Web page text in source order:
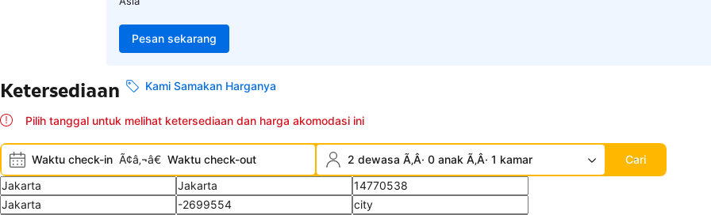
Pesan sekarang
Ketersediaan Kami Samakan Harganya
Pilih tanggal untuk melihat ketersediaan dan harga akomodasi ini
Waktu check-in Ã¢â‚¬â€ Waktu check-out 2 dewasa Ã‚Â· 0 anak Ã‚Â· 1 kamar Cari